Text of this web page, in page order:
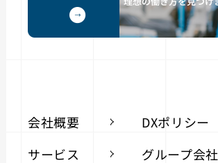
会社概要
サービス
DXポリシー
グループ会社